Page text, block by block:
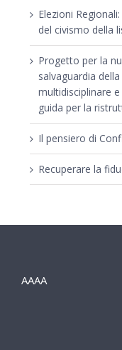
Elezioni
del civismo della
Progetto per la
salvaguardia
multidisciplinare
guida per la
Il pensiero di
Recuperare la
AAAA